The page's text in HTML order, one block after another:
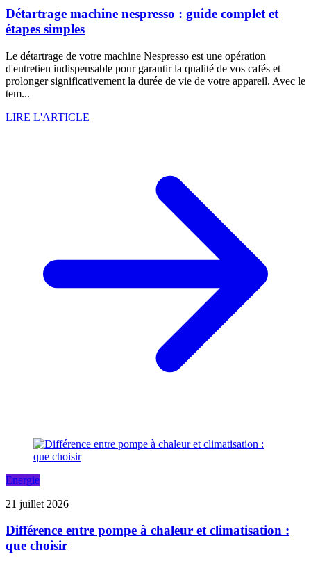
Détartrage machine nespresso : guide complet et
étapes simples
Le détartrage de votre machine Nespresso est une opération
d'entretien indispensable pour garantir la qualité de vos cafés et
prolonger significativement la durée de vie de votre appareil. Avec le
tem...
LIRE L'ARTICLE
Energie
21 juillet 2026
Différence entre pompe à chaleur et climatisation :
que choisir